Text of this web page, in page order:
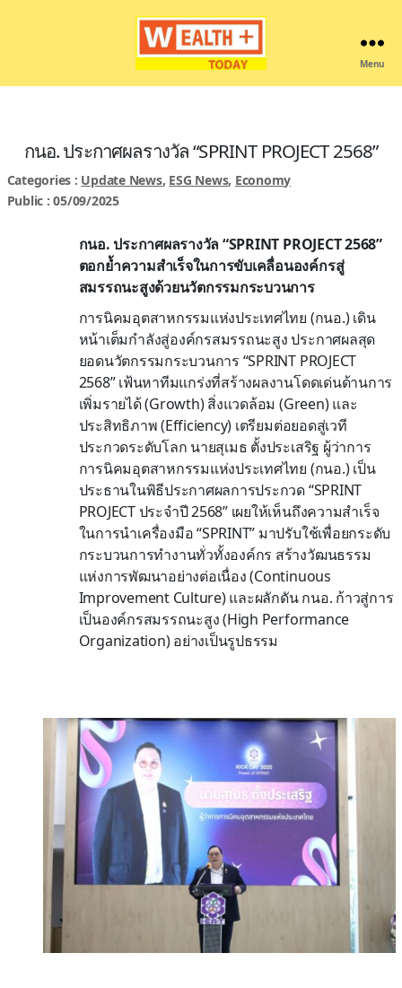
Menu
กนอ. ประกาศผลรางวัล “SPRINT PROJECT 2568”
Categories : Update News, ESG News, Economy
Public : 05/09/2025
กนอ. ประกาศผลรางวัล “SPRINT PROJECT 2568”
ตอกย้ำความสำเร็จในการขับเคลื่อนองค์กรสู่
สมรรถนะสูงด้วยนวัตกรรมกระบวนการ
การนิคมอุตสาหกรรมแห่งประเทศไทย (กนอ.) เดิน
หน้าเต็มกำลังสู่องค์กรสมรรถนะสูง ประกาศผลสุด
ยอดนวัตกรรมกระบวนการ “SPRINT PROJECT
2568” เฟ้นหาทีมแกร่งที่สร้างผลงานโดดเด่นด้านการ
เพิ่มรายได้ (Growth) สิ่งแวดล้อม (Green) และ
ประสิทธิภาพ (Efficiency) เตรียมต่อยอดสู่เวที
ประกวดระดับโลก นายสุเมธ ตั้งประเสริฐ ผู้ว่าการ
การนิคมอุตสาหกรรมแห่งประเทศไทย (กนอ.) เป็น
ประธานในพิธีประกาศผลการประกวด “SPRINT
PROJECT ประจำปี 2568” เผยให้เห็นถึงความสำเร็จ
ในการนำเครื่องมือ “SPRINT” มาปรับใช้เพื่อยกระดับ
กระบวนการทำงานทั่วทั้งองค์กร สร้างวัฒนธรรม
แห่งการพัฒนาอย่างต่อเนื่อง (Continuous
Improvement Culture) และผลักดัน กนอ. ก้าวสู่การ
เป็นองค์กรสมรรถนะสูง (High Performance
Organization) อย่างเป็นรูปธรรม